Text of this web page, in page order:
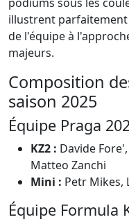
illustrent
de l'équipe à
majeurs.
Composition
saison 2025
Équipe Praga
KZ2 : Davide
Matteo Zanchi
Mini : Petr Mikes,
Équipe Formula